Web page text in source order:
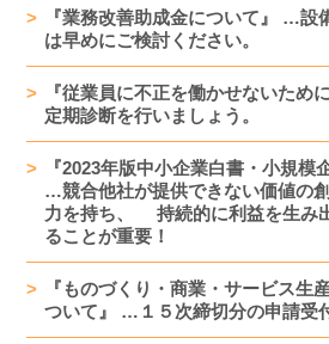
『業務改善助成金について』 …設
は早めにご検討ください。
『従業員に不正を働かせないた
定期診断を行いましょう。
『2023年版中小企業白書・小規模
…競合他社が提供できない価値の
力を持ち、 持続的に利益を生み
ることが重要！
『ものづくり・商業・サービス生
ついて』 …１５次締切分の申請受